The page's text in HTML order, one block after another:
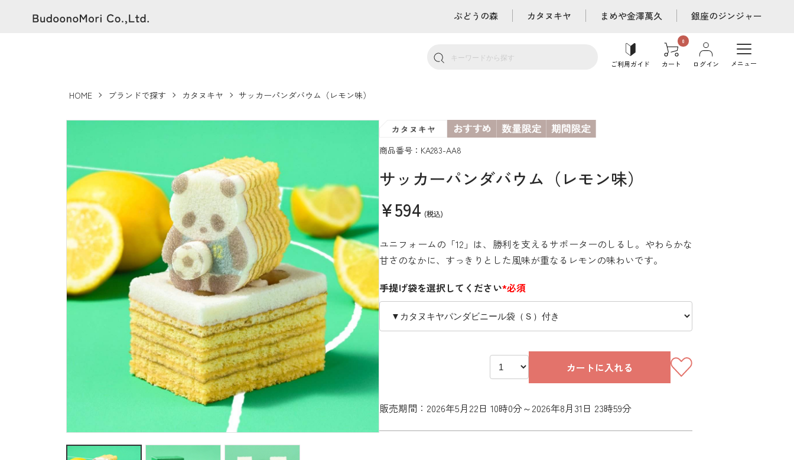
ぶどうの森 カタヌキヤ まめや金澤萬久 銀座のジンジャー
ご利用ガイド カート ログイン メニュー
HOME ブランドで探す カタヌキヤ サッカーパンダバウム（レモン味）
商品番号：KA283-AA8
サッカーパンダバウム（レモン味）
¥594 (税込)
ユニフォームの「12」は、勝利を支えるサポーターのしるし。やわらかな
甘さのなかに、すっきりとした風味が重なるレモンの味わいです。
手提げ袋を選択してください*必須
カートに入れる
販売期間：2026年5月22日 10時0分～2026年8月31日 23時59分